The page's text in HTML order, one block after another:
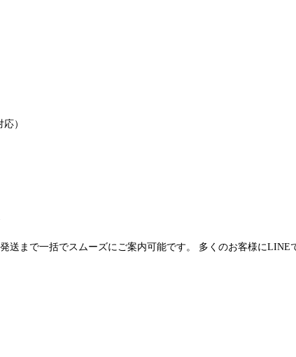
）
まで一括でスムーズにご案内可能です。 多くのお客様にLINE